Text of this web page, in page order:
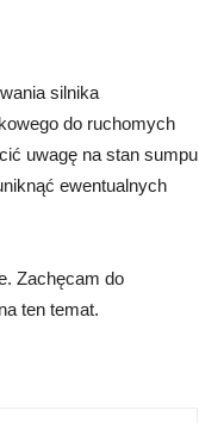
silnika
do ruchomych
uwagę na stan sumpu
ewentualnych
Zachęcam do
ten temat.